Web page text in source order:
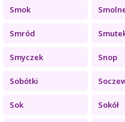
Smok
Smród
Smyczek Snop
Sobótki
Sok Sokół